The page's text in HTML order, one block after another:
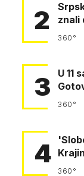
2
znali
360°
3
U 11 sati
4.
360°
4
360°